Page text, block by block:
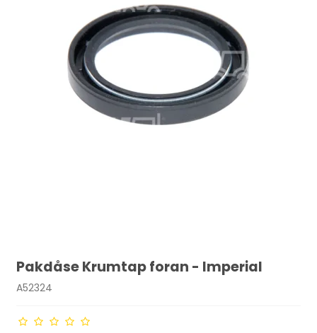
Pakdåse Krumtap foran - Imperial
A52324